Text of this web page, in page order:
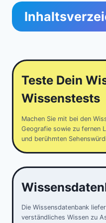
Teste Dein
Wissenstests
Machen Sie mit bei den
Geografie sowie zu fernen
und berühmten
Die Wissensdatenbank
verständliches Wissen zu